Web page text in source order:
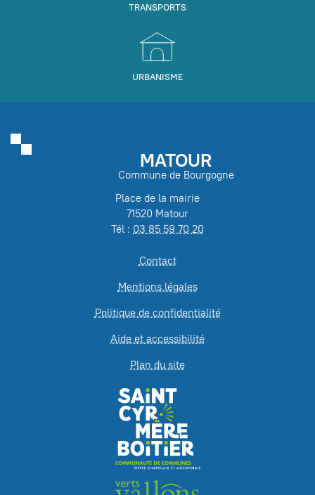
TRANSPORTS
URBANISME
MATOUR
Commune de Bourgogne
Place de la mairie
71520 Matour
Tél : 03 85 59 70 20
Contact
Mentions légales
Politique de confidentialité
Aide et accessibilité
Plan du site